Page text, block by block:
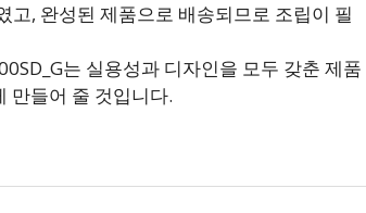
, 완성된 제품으로 배송되므로 조립이 필
는 실용성과 디자인을 모두 갖춘 제품
만들어 줄 것입니다.